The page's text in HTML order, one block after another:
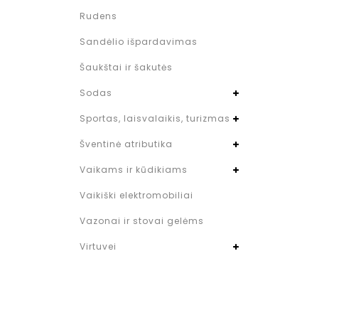
Rudens
Sandėlio išpardavimas
Šaukštai ir šakutės
Sodas
Sportas, laisvalaikis, turizmas
Šventinė atributika
Vaikams ir kūdikiams
Vaikiški elektromobiliai
Vazonai ir stovai gelėms
Virtuvei